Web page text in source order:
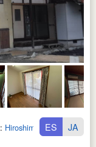
: Hiroshima Ken
ES JA